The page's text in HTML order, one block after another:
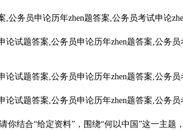
公务员申论历年zhen题答案,公务员考试申论
论试题答案,公务员申论历年zhen题答案,公务员
论试题答案,公务员申论历年zhen题答案,公务员
论试题答案,公务员申论历年zhen题答案,公务员
结合“给定资料”，围绕“何以中国”这一主题